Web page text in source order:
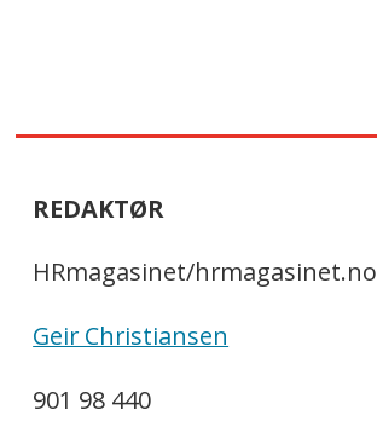
REDAKTØR
HRmagasinet/hrmagasinet.no
Geir Christiansen
901 98 440